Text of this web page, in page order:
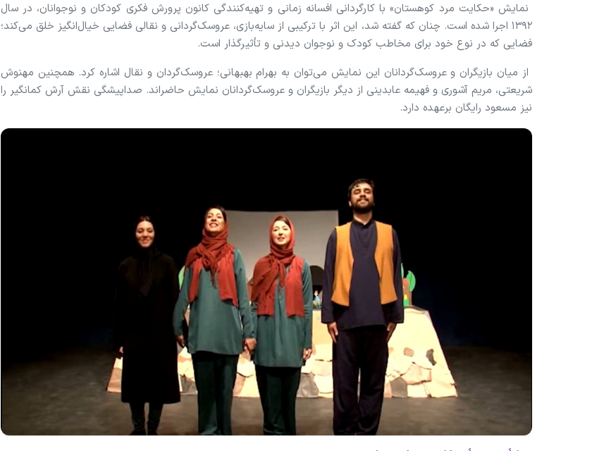
نمایش «حکایت مرد کوهستان» با کارگردانی افسانه زمانی و تهیه‌کنندگی کانون پرورش فکری کودکان و نوجوانان، در سال
۱۳۹۲ اجرا شده است. چنان که گفته شد، این اثر با ترکیبی از سایه‌بازی، عروسک‌گردانی و نقالی فضایی خیال‌انگیز خلق می‌کند؛
فضایی که در نوع خود برای مخاطب کودک و نوجوان دیدنی و تأثیرگذار است.
از میان بازیگران و عروسک‌گردانان این نمایش می‌توان به بهرام بهبهانی؛ عروسک‌گردان و نقال اشاره کرد. همچنین مهنوش
شریعتی، مریم آشوری و فهیمه عابدینی از دیگر بازیگران و عروسک‌گردانان نمایش حاضراند. صداپیشگی نقش آرش کمانگیر را
نیز مسعود رایگان برعهده دارد.